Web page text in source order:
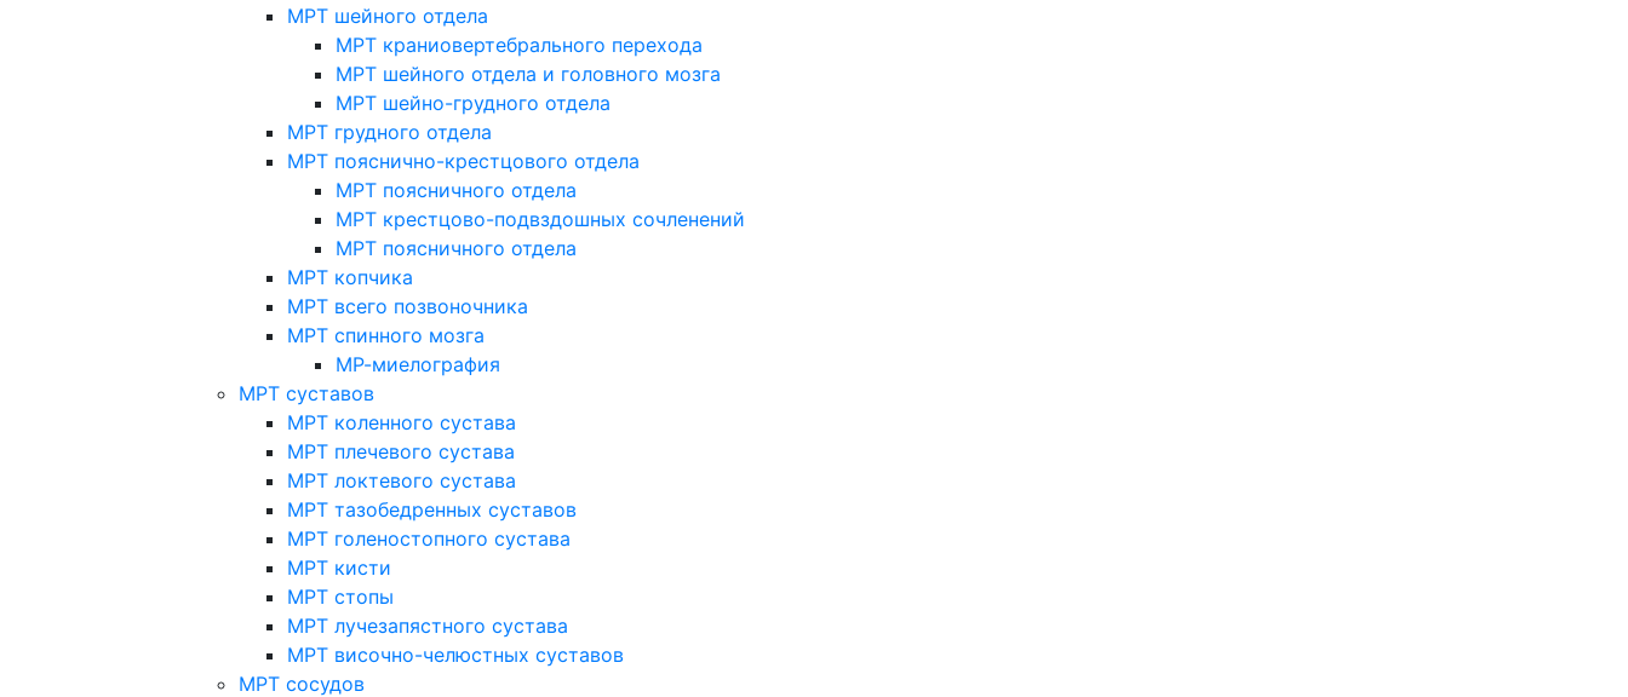
МРТ шейного отдела
МРТ краниовертебрального перехода
МРТ шейного отдела и головного мозга
МРТ шейно-грудного отдела
МРТ грудного отдела
МРТ пояснично-крестцового отдела
МРТ поясничного отдела
МРТ крестцово-подвздошных сочленений
МРТ поясничного отдела
МРТ копчика
МРТ всего позвоночника
МРТ спинного мозга
МР-миелография
МРТ суставов
МРТ коленного сустава
МРТ плечевого сустава
МРТ локтевого сустава
МРТ тазобедренных суставов
МРТ голеностопного сустава
МРТ кисти
МРТ стопы
МРТ лучезапястного сустава
МРТ височно-челюстных суставов
МРТ сосудов